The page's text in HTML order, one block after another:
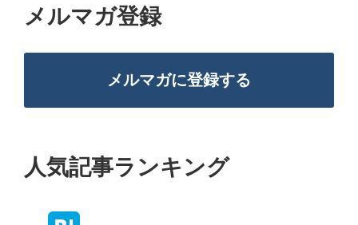
メルマガ登録
メルマガに登録する
人気記事ランキング